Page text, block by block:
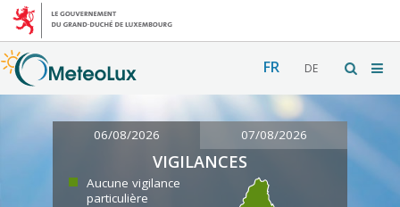
FR DE
06/08/2026 07/08/2026
VIGILANCES
Aucune vigilance
particulière